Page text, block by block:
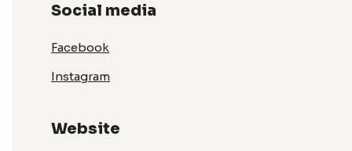
Social media
Facebook
Instagram
Website